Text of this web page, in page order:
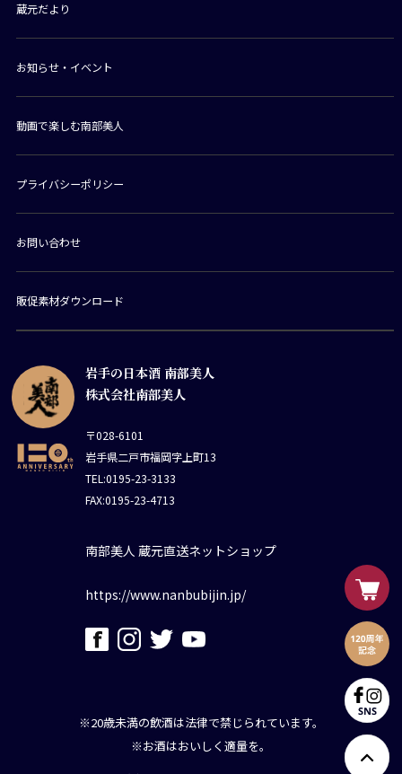
岩手の日本酒 南部美人
株式会社南部美人
〒028-6101
岩手県二戸市福岡字上町13
TEL:0195-23-3133
FAX:0195-23-4713
南部美人 蔵元直送ネットショップ
https://www.nanbubijin.jp/
蔵元だより
お知らせ・イベント
動画で楽しむ南部美人
プライバシーポリシー
お問い合わせ
販促素材ダウンロード
※20歳未満の飲酒は法律で禁じられています。
※お酒はおいしく適量を。